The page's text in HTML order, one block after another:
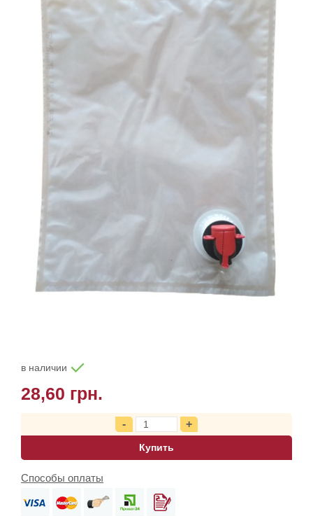
в наличии
28,60 грн.
Купить
Способы оплаты